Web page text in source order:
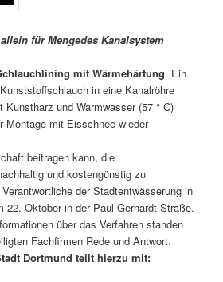
für Mengedes Kanalsystem
mit Wärmehärtung. Ein
in eine Kanalröhre
und Warmwasser (57 ° C)
Montage mit Eisschnee wieder
beitragen kann, die
und kostengünstig zu
der Stadtentwässerung in
22. Oktober in der Paul-Gerhardt-Straße.
über das Verfahren standen
Fachfirmen Rede und Antwort.
Dortmund teilt hierzu mit: